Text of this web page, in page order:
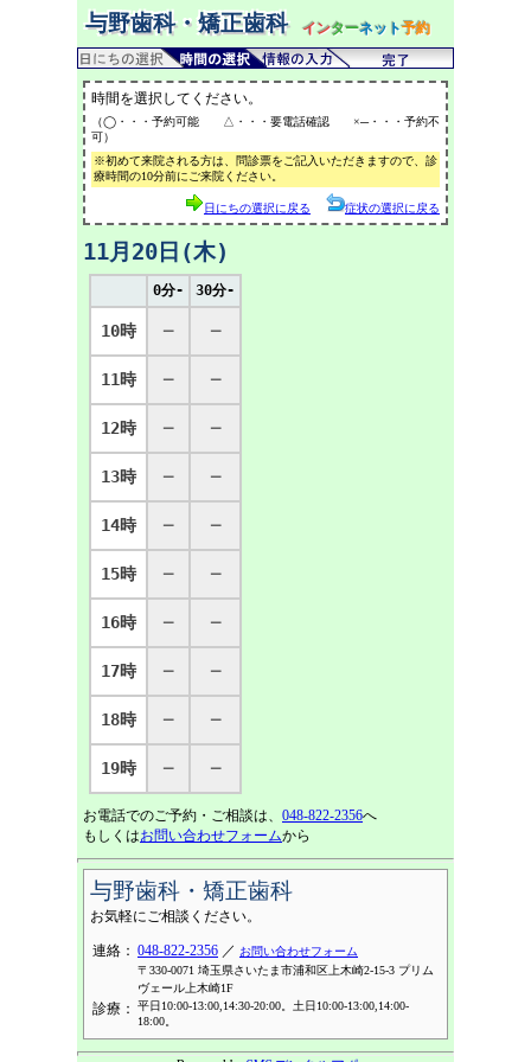
与野歯科・矯正歯科 インターネット予約
時間を選択してください。
（◯・・・予約可能 △・・・要電話確認 ×─・・・予約不
可）
※初めて来院される方は、問診票をご記入いただきますので、診
療時間の10分前にご来院ください。
日にちの選択に戻る 症状の選択に戻る
11月20日(木)
0分- 30分-
10時 ─ ─
11時 ─ ─
12時 ─ ─
13時 ─ ─
14時 ─ ─
15時 ─ ─
16時 ─ ─
17時 ─ ─
18時 ─ ─
19時 ─ ─
お電話でのご予約・ご相談は、 048-822-2356へ
もしくはお問い合わせフォームから
与野歯科・矯正歯科
お気軽にご相談ください。
連絡： 048-822-2356 ／ お問い合わせフォーム
〒330-0071 埼玉県さいたま市浦和区上木崎2-15-3 プリム
ヴェール上木崎1F
診療：
平日10:00-13:00,14:30-20:00。土日10:00-13:00,14:00-
18:00。